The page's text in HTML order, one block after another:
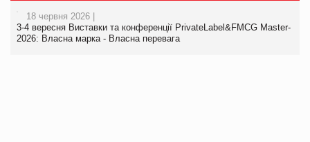
18 червня 2026 |
3-4 вересня Виставки та конференції PrivateLabel&FMCG Master-
2026: Власна марка - Власна перевага